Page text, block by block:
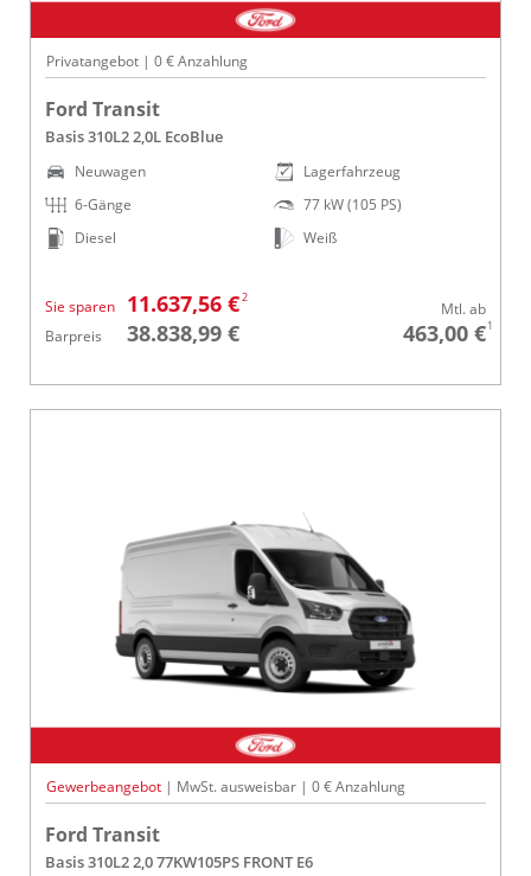
Privatangebot | 0 € Anzahlung
Ford Transit
Basis 310L2 2,0L EcoBlue
Neuwagen
6-Gänge
Diesel
Lagerfahrzeug
77 kW (105 PS)
Weiß
Sie sparen 11.637,56 €2
Barpreis 38.838,99 €
Mtl. ab
463,00 €1
Gewerbeangebot | MwSt. ausweisbar | 0 € Anzahlung
Ford Transit
Basis 310L2 2,0 77KW105PS FRONT E6